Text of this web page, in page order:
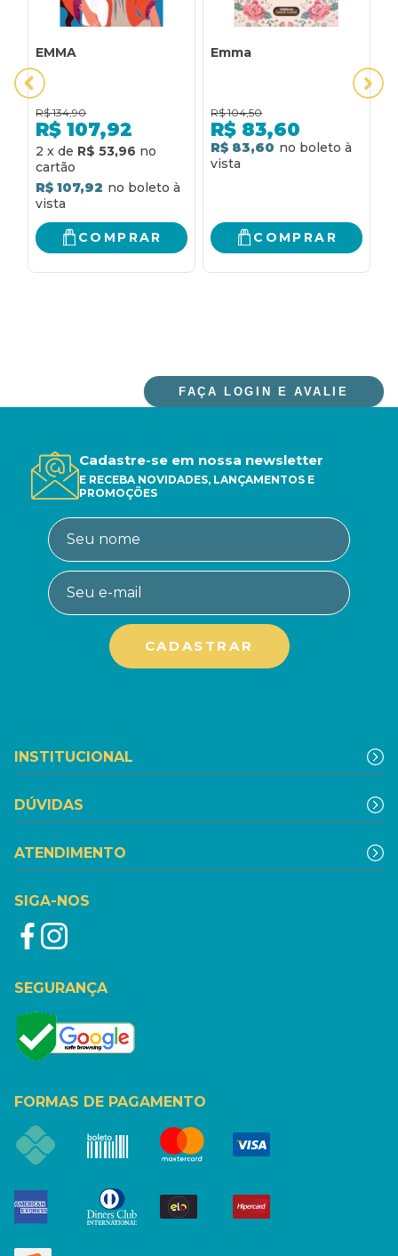
EMMA
R$ 134,90
R$ 107,92
2 x de R$ 53,96
R$ 107,92
COMPRAR
Emma
R$ 104,50
R$ 83,60
R$ 83,60
COMPRAR
FAÇA LOGIN E AVALIE
Cadastre-se em nossa newsletter
E RECEBA NOVIDADES, LANÇAMENTOS E
PROMOÇÕES
INSTITUCIONAL
DÚVIDAS
ATENDIMENTO
SIGA-NOS
SEGURANÇA
FORMAS DE PAGAMENTO